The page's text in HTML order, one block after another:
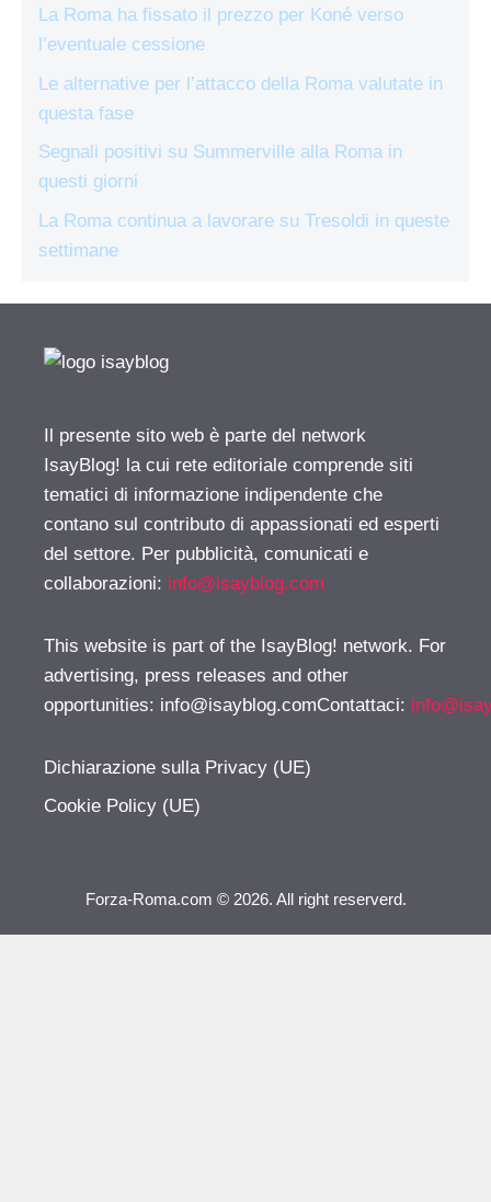
La Roma ha fissato il prezzo per Koné verso
l’eventuale cessione
Le alternative per l’attacco della Roma valutate in
questa fase
Segnali positivi su Summerville alla Roma in
questi giorni
La Roma continua a lavorare su Tresoldi in queste
settimane
Il presente sito web è parte del network
IsayBlog! la cui rete editoriale comprende siti
tematici di informazione indipendente che
contano sul contributo di appassionati ed esperti
del settore. Per pubblicità, comunicati e
collaborazioni: info@isayblog.com
This website is part of the IsayBlog! network. For
advertising, press releases and other
opportunities: info@isayblog.comContattaci:
Dichiarazione sulla Privacy (UE)
Cookie Policy (UE)
Forza-Roma.com © 2026. All right reserverd.